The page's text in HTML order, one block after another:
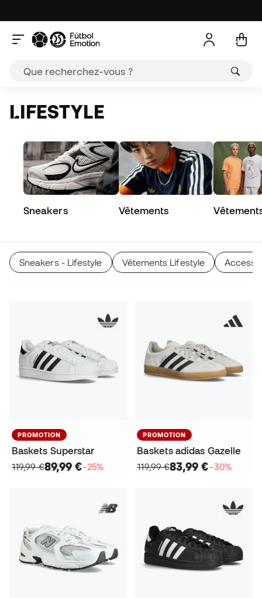
LIFESTYLE
Sneakers Vêtements
Sneakers - Lifestyle Vêtements Lifestyle
PROMOTION
Baskets Superstar
119,99 €89,99 €−25%
PROMOTION
Baskets adidas Gazelle
119,99 €83,99 €−30%